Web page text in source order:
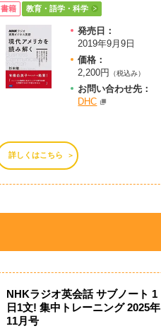
書籍 教育・語学・科学
発売日：
2019年9月9日
価格：
2,200円
（税込み）
お問い合わせ先：
DHC
詳しくはこちら
NHKラジオ英会話 サブノート 1
日1文! 集中トレーニング 2025年
11月号